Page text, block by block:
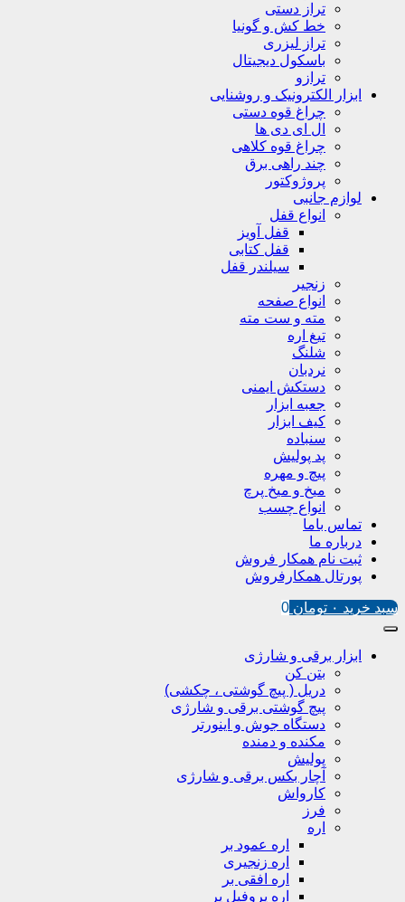
تراز دستی
خط کش و گونیا
تراز لیزری
باسکول دیجیتال
ترازو
ابزار الکترونیک و روشنایی
چراغ قوه دستی
ال ای دی ها
چراغ قوه کلاهی
چند راهی برق
پروژوکتور
لوازم جانبی
انواع قفل
قفل آویز
قفل کتابی
سیلندر قفل
زنجیر
انواع صفحه
مته و ست مته
تیغ اره
شلنگ
نردبان
دستکش ایمنی
جعبه ابزار
کیف ابزار
سنباده
پد پولیش
پیچ و مهره
میخ و میخ پرچ
انواع چسب
تماس باما
درباره ما
ثبت نام همکار فروش
پورتال همکارفروش
سبد خرید ۰ تومان 0
ابزار برقی و شارژی
بتن کن
دریل ( پیچ گوشتی ، چکشی)
پیچ گوشتی برقی و شارژی
دستگاه جوش و اینورتر
مکنده و دمنده
پولیش
آچار بکس برقی و شارژی
کارواش
فرز
اره
اره عمود بر
اره زنجیری
اره افقی بر
اره پروفیل پر